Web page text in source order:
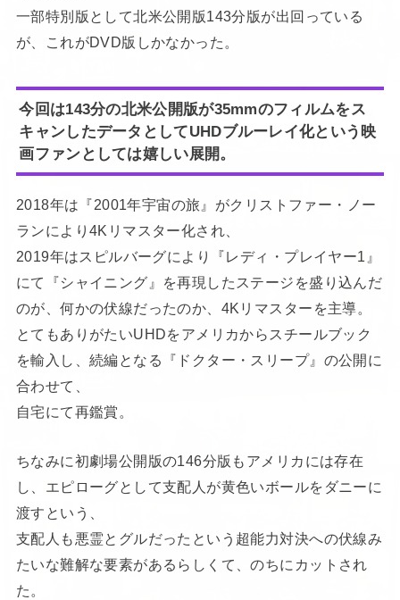
一部特別版として北米公開版143分版が出回っている
が、これがDVD版しかなかった。
今回は143分の北米公開版が35mmのフィルムをス
キャンしたデータとしてUHDブルーレイ化という映
画ファンとしては嬉しい展開。
2018年は『2001年宇宙の旅』がクリストファー・ノー
ランにより4Kリマスター化され、
2019年はスピルバーグにより『レディ・プレイヤー1』
にて『シャイニング』を再現したステージを盛り込んだ
のが、何かの伏線だったのか、4Kリマスターを主導。
とてもありがたいUHDをアメリカからスチールブック
を輸入し、続編となる『ドクター・スリープ』の公開に
合わせて、
自宅にて再鑑賞。
ちなみに初劇場公開版の146分版もアメリカには存在
し、エピローグとして支配人が黄色いボールをダニーに
渡すという、
支配人も悪霊とグルだったという超能力対決への伏線み
たいな難解な要素があるらしくて、のちにカットされ
た。